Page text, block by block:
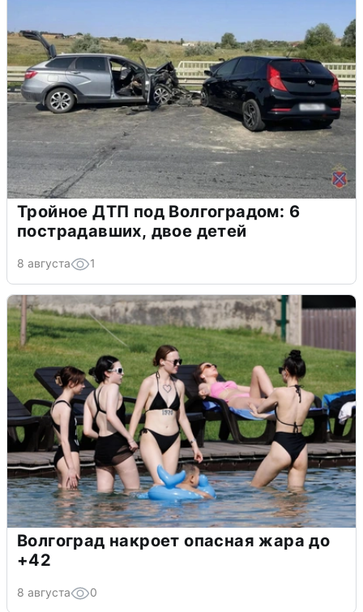
Тройное ДТП под Волгоградом: 6
пострадавших, двое детей
8 августа 1
Волгоград накроет опасная жара до
+42
8 августа 0